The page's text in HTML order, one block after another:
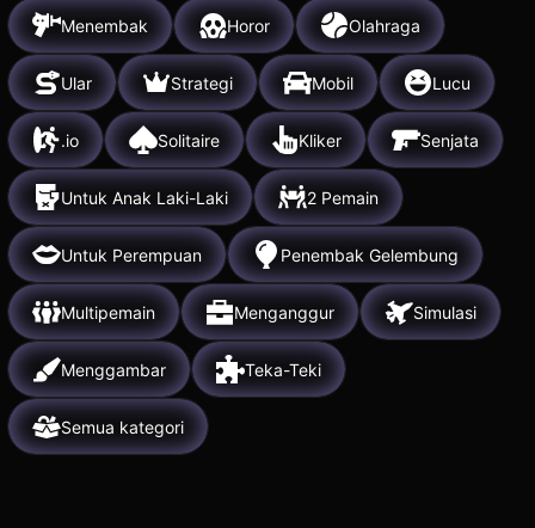
Menembak Horor Olahraga
Ular Strategi Mobil Lucu
.io Solitaire Kliker Senjata
Untuk Anak Laki-Laki 2 Pemain
Untuk Perempuan Penembak Gelembung
Multipemain Menganggur Simulasi
Menggambar Teka-Teki
Semua kategori